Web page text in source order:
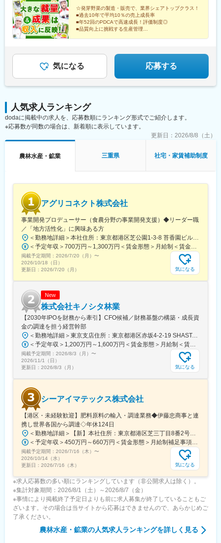
市生産センター／三重県四日市市上海老町1648-66■広島生産セン
ター／広島県広島市佐伯区五日市中央6-1888-1■湯来生産センタ
ー／広島県広島市佐伯区湯来町白砂1712■福岡生産センター／福
岡県朝倉市隈江308※受動喫煙対策：各拠点とも屋内全面禁煙
☆発芽野菜の製造・販売で、業界シェアトップクラス！
■過去10年で平均10％の売上成長率
■年52回のPDCAで高速成長！評価制度◎
■品質向上に挑戦する生産管理
気になる 応募する
人気求人ランキング
dodaに掲載中の求人を、応募数順にランキング形式でご紹介します。
※応募数が同数の場合は、新着順に表示しています。
更新日： 2026/8/8（土）
農林水産・鉱業 三重県 社宅・家賃補助制度
アグリコネクト株式会社
事業開発プロデューサー（食農分野の事業開発支援）◆リーダー職
／「地方活性化」に興味ある方
掲載予定期間： 2026/7/20（月） 〜
2026/10/18（日）
更新日： 2026/7/20（月） 気になる
New
株式会社キノシタ林業
【2030年IPOを財務から牽引】CFO候補／財務基盤の構築・成長資
金の調達を担う経営幹部
＜勤務地詳細＞東京支店住所：東京都港区赤坂4-2-19 SHASTA/EAST 5F勤務地最寄駅：東京メトロ線／赤坂見附駅受動喫煙対策：屋内全面禁煙変更の範囲：会社の定める事業所
掲載予定期間： 2026/8/3（月） 〜
2026/11/1（日）
更新日： 2026/8/3（月） 気になる
シーアイマテックス株式会社
【港区・未経験歓迎】肥料原料の輸入・調達業務◆伊藤忠商事と連
携し世界各国から調達◇年休124日
掲載予定期間： 2026/7/16（木） 〜
2026/10/14（水）
更新日： 2026/7/16（木） 気になる
※求人応募数の多い順にランキングしています（非公開求人は除く）。
※集計対象期間：2026/8/1（土）～2026/8/7（金）
※事情により掲載終了予定日よりも前に求人募集が終了していることもご
ざいます。その場合は当サイトから応募はできませんので、あらかじめご
了承ください。
農林水産・鉱業の人気求人ランキングを詳しく見る